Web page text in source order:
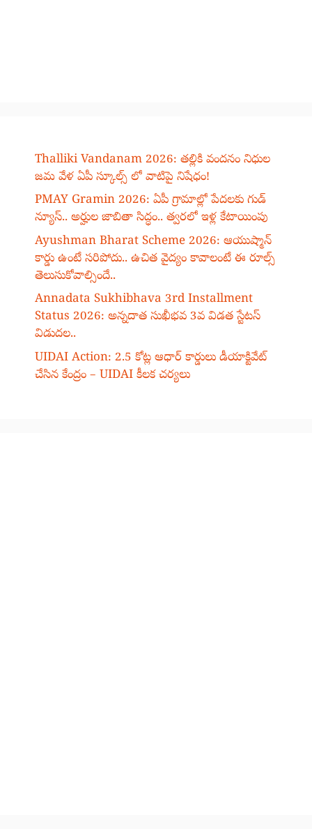
Thalliki Vandanam 2026: తల్లికి వందనం నిధుల
జమ వేళ ఏపీ స్కూల్స్ లో వాటిపై నిషేధం!
PMAY Gramin 2026: ఏపీ గ్రామాల్లో పేదలకు గుడ్
న్యూస్.. అర్హుల జాబితా సిద్ధం.. త్వరలో ఇళ్ల కేటాయింపు
Ayushman Bharat Scheme 2026: ఆయుష్మాన్
కార్డు ఉంటే సరిపోదు.. ఉచిత వైద్యం కావాలంటే ఈ రూల్స్
తెలుసుకోవాల్సిందే..
Annadata Sukhibhava 3rd Installment
Status 2026: అన్నదాత సుఖీభవ 3వ విడత స్టేటస్
విడుదల..
UIDAI Action: 2.5 కోట్ల ఆధార్ కార్డులు డీయాక్టివేట్
చేసిన కేంద్రం – UIDAI కీలక చర్యలు